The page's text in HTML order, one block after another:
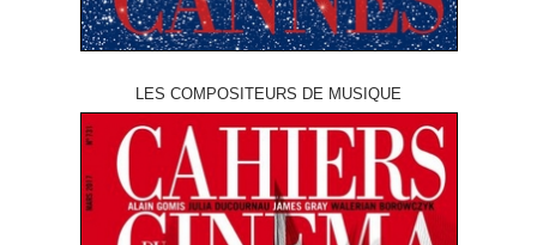
LES COMPOSITEURS DE MUSIQUE